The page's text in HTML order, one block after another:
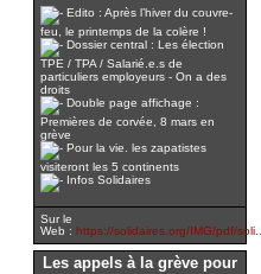
Edito : Après l’hiver du couvre-
feu, le printemps de la colère !
Dossier central : Les élection
TPE / TPA / Salarié.e.s de
particuliers employeurs - On a des
droits
Double page affichage :
Premières de corvée, 8 mars en
grève
Pour la vie. les zapatistes
visiteront les 5 continents
Infos Solidaires
Sur le
Web : https://solidaires.org/IMG/pdf/soli...
Les appels à la grève pour